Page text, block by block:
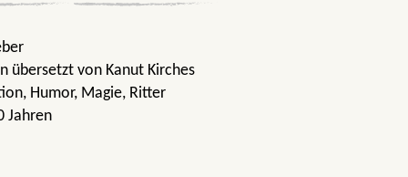
übersetzt von Kanut Kirches
, Humor, Magie, Ritter
Jahren